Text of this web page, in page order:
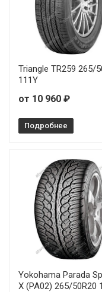
Toyo Proxes ST
Toyo Proxes ST
Toyo Proxes ST
Toyo Proxes ST
Toyo Proxes ST
Triangle TR259 265/
111Y
от 10 960 ₽
Подробнее
Yokohama Parada
X (PA02) 265/50R20